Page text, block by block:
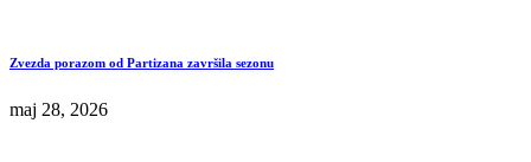
Zvezda porazom od Partizana završila sezonu
maj 28, 2026